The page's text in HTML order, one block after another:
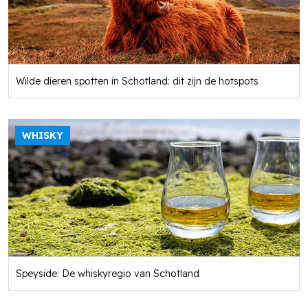
Wilde dieren spotten in Schotland: dit zijn de hotspots
WHISKY
Speyside: De whiskyregio van Schotland